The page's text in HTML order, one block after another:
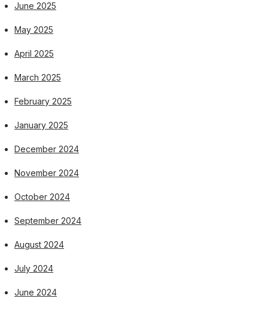
June 2025
May 2025
April 2025
March 2025
February 2025
January 2025
December 2024
November 2024
October 2024
September 2024
August 2024
July 2024
June 2024